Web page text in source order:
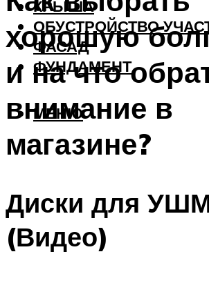
КРЫША
ОБУСТРОЙСТВО
ФАСАД
ФУНДАМЕНТ
МЕНЮ
хорошую
и на что
внимание в
магазине?
Диски для
(Видео)